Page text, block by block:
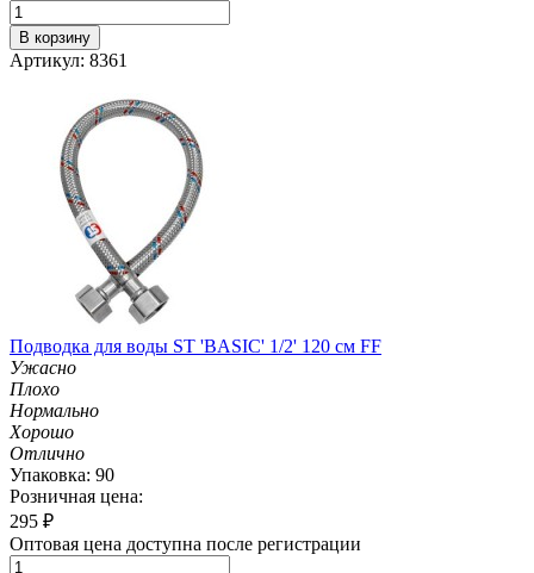
В корзину
Артикул: 8361
Подводка для воды ST 'BASIC' 1/2' 120 см FF
Ужасно
Плохо
Нормально
Хорошо
Отлично
Упаковка: 90
Розничная цена:
295 ₽
Оптовая цена доступна после регистрации